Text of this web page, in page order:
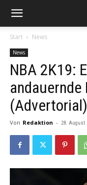
Start News
News
NBA 2K19:
(Advertorial)
Von Redaktion - 28. August